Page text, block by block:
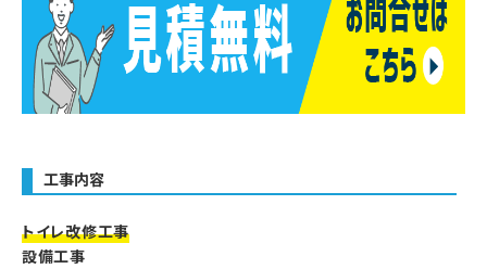
工事内容
トイレ改修工事
設備工事